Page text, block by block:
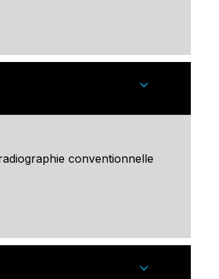
conventionnelle